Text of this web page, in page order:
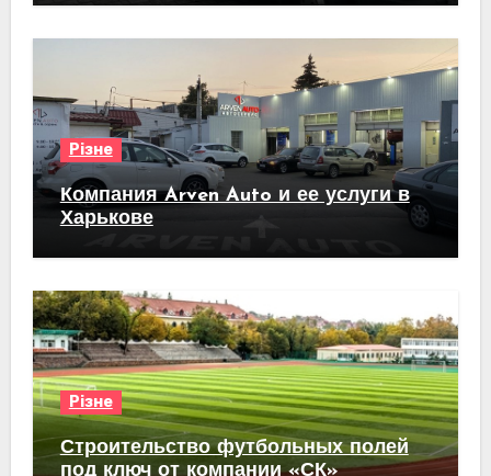
Різне
Компания Arven Auto и ее услуги в
Харькове
Різне
Строительство футбольных полей
под ключ от компании «СК»